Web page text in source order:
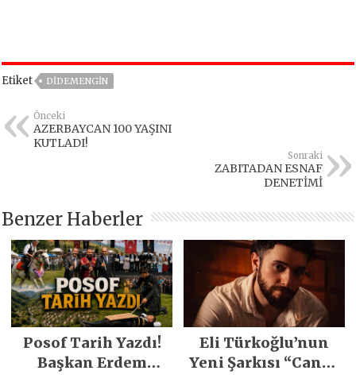
Etiket DIDEMENGIN
Önceki
AZERBAYCAN 100 YAŞINI
KUTLADI!
Sonraki
ZABITADAN ESNAF
DENETİMİ
Benzer Haberler
Posof Tarih Yazdı!
Başkan Erdem
Eli Türkoğlu’nun
Yeni Şarkısı “Canın